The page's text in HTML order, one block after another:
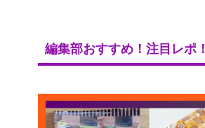
編集部おすすめ！注目レポ！